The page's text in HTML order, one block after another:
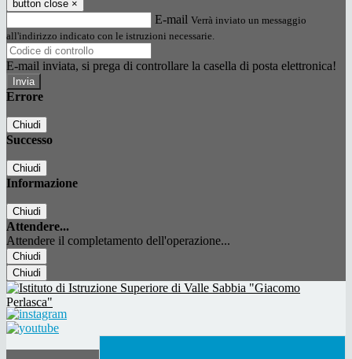
button close ×
E-mail Verrà inviato un messaggio
all'indirizzo indicato con le istruzioni necessarie.
E-mail inviata, si prega di controllare la casella di posta elettronica!
Errore
Chiudi
Successo
Chiudi
Informazione
Chiudi
Attendere...
Attendere il completamento dell'operazione...
Chiudi
Chiudi